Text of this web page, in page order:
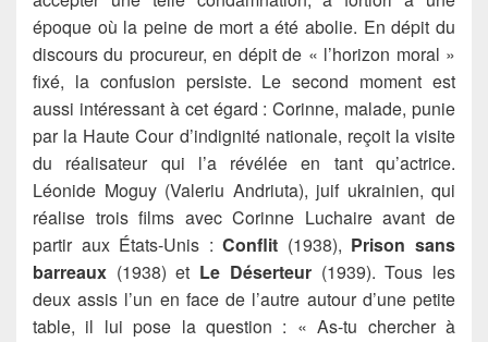
époque où la peine de mort a été abolie. En dépit du
discours du procureur, en dépit de « l’horizon moral »
fixé, la confusion persiste. Le second moment est
aussi intéressant à cet égard : Corinne, malade, punie
par la Haute Cour d’indignité nationale, reçoit la visite
du réalisateur qui l’a révélée en tant qu’actrice.
Léonide Moguy (Valeriu Andriuta), juif ukrainien, qui
réalise trois films avec Corinne Luchaire avant de
partir aux États-Unis :Conflit (1938), Prison sans
barreaux (1938) et Le Déserteur(1939). Tous les
deux assis l’un en face de l’autre autour d’une petite
table, il lui pose la question : « As-tu chercher à